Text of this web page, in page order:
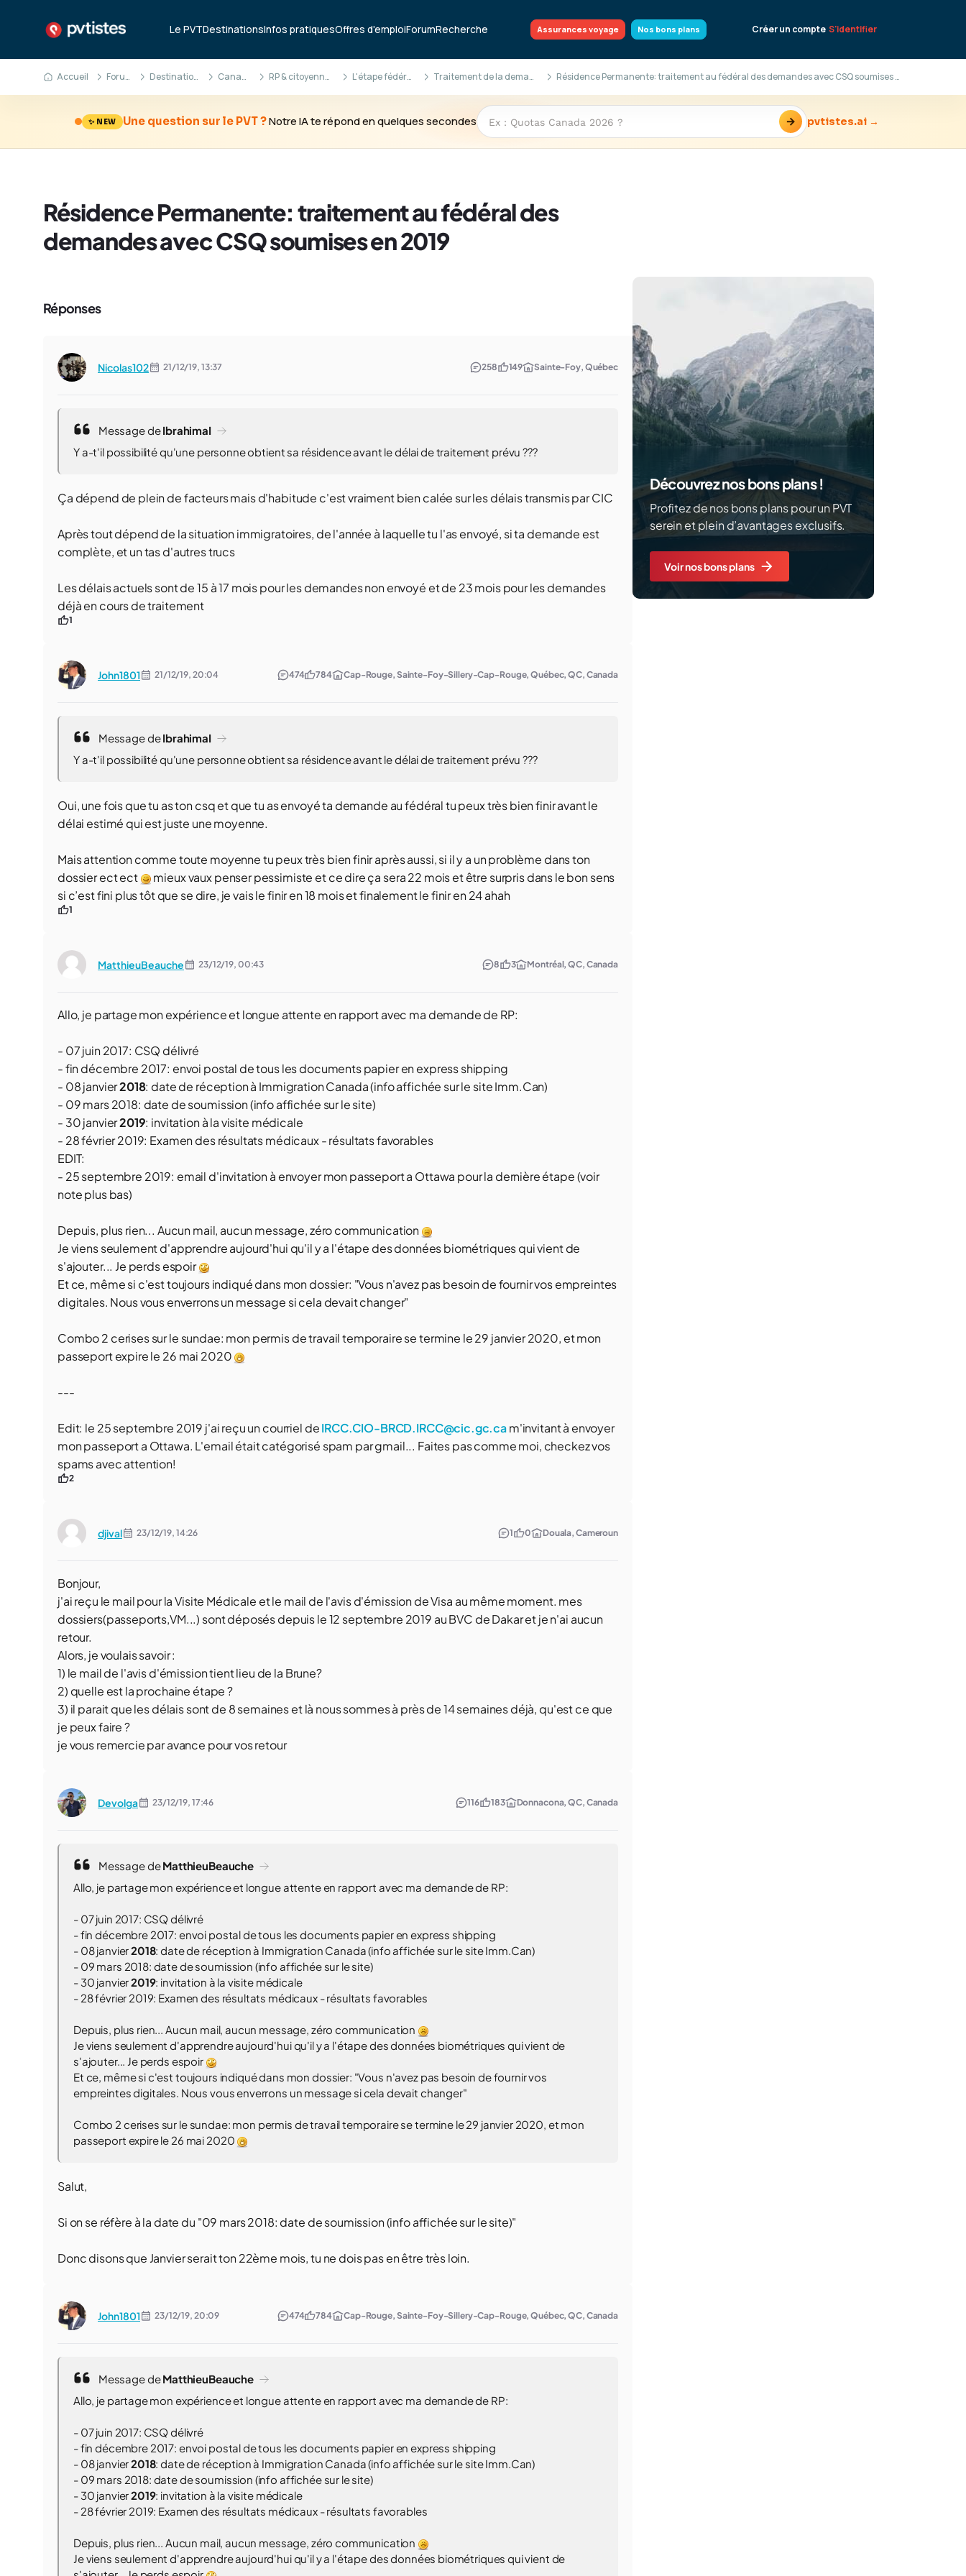
Le PVTDestinationsInfos pratiquesOffres d'emploiForumRecherche Assurances voyage Nos bons plans Créer un compte S'identifier
Accueil Forum Destinations Canada RP & citoyenneté L'étape fédérale Traitement de la demande Résidence Permanente: traitement au fédéral des demandes avec CSQ soumises en 2019
✨ NEW Une question sur le PVT ?Notre IA te répond en quelques secondes → pvtistes.ai →
Résidence Permanente: traitement au fédéral des
demandes avec CSQ soumises en 2019
Réponses
Nicolas102 21/12/19, 13:37 258 149 Sainte-Foy, Québec
Message deIbrahimaI
Y a-t'il possibilité qu'une personne obtient sa résidence avant le délai de traitement prévu ???
Ça dépend de plein de facteurs mais d'habitude c'est vraiment bien calée sur les délais transmis par CIC
Après tout dépend de la situation immigratoires, de l'année à laquelle tu l'as envoyé, si ta demande est
complète, et un tas d'autres trucs
Les délais actuels sont de 15 à 17 mois pour les demandes non envoyé et de 23 mois pour les demandes
déjà en cours de traitement
1
John1801 21/12/19, 20:04 474 784 Cap-Rouge, Sainte-Foy-Sillery-Cap-Rouge, Québec, QC, Canada
Message deIbrahimaI
Y a-t'il possibilité qu'une personne obtient sa résidence avant le délai de traitement prévu ???
Oui, une fois que tu as ton csq et que tu as envoyé ta demande au fédéral tu peux très bien finir avant le
délai estimé qui est juste une moyenne.
Mais attention comme toute moyenne tu peux très bien finir après aussi, si il y a un problème dans ton
dossier ect ect
mieux vaux penser pessimiste et ce dire ça sera 22 mois et être surpris dans le bon sens
si c’est fini plus tôt que se dire, je vais le finir en 18 mois et finalement le finir en 24 ahah
1
MatthieuBeauche 23/12/19, 00:43 8 3 Montréal, QC, Canada
Allo, je partage mon expérience et longue attente en rapport avec ma demande de RP:
- 07 juin 2017: CSQ délivré
- fin décembre 2017: envoi postal de tous les documents papier en express shipping
- 08 janvier2018: date de réception à Immigration Canada (info affichée sur le site Imm.Can)
- 09 mars 2018: date de soumission (info affichée sur le site)
- 30 janvier2019: invitation à la visite médicale
- 28 février 2019: Examen des résultats médicaux - résultats favorables
EDIT:
- 25 septembre 2019: email d'invitation à envoyer mon passeport a Ottawa pour la dernière étape (voir
note plus bas)
Depuis, plus rien... Aucun mail, aucun message, zéro communication
Je viens seulement d'apprendre aujourd'hui qu'il y a l'étape des données biométriques qui vient de
s'ajouter... Je perds espoir
Et ce, même si c'est toujours indiqué dans mon dossier: "Vous n'avez pas besoin de fournir vos empreintes
digitales. Nous vous enverrons un message si cela devait changer"
Combo 2 cerises sur le sundae: mon permis de travail temporaire se termine le 29 janvier 2020, et mon
passeport expire le 26 mai 2020
---
Edit: le 25 septembre 2019 j'ai reçu un courriel deIRCC.CIO-BRCD.IRCC@cic.gc.cam'invitant à envoyer
mon passeport a Ottawa. L'email était catégorisé spam par gmail... Faites pas comme moi, checkez vos
spams avec attention!
2
djival 23/12/19, 14:26 1 0 Douala, Cameroun
Bonjour,
j'ai reçu le mail pour la Visite Médicale et le mail de l'avis d'émission de Visa au même moment. mes
dossiers(passeports,VM...) sont déposés depuis le 12 septembre 2019 au BVC de Dakar et je n'ai aucun
retour.
Alors, je voulais savoir :
1) le mail de l'avis d'émission tient lieu de la Brune?
2) quelle est la prochaine étape ?
3) il parait que les délais sont de 8 semaines et là nous sommes à près de 14 semaines déjà, qu'est ce que
je peux faire ?
je vous remercie par avance pour vos retour
Devolga 23/12/19, 17:46 116 183 Donnacona, QC, Canada
Message deMatthieuBeauche
Allo, je partage mon expérience et longue attente en rapport avec ma demande de RP:
- 07 juin 2017: CSQ délivré
- fin décembre 2017: envoi postal de tous les documents papier en express shipping
- 08 janvier2018: date de réception à Immigration Canada (info affichée sur le site Imm.Can)
- 09 mars 2018: date de soumission (info affichée sur le site)
- 30 janvier2019: invitation à la visite médicale
- 28 février 2019: Examen des résultats médicaux - résultats favorables
Depuis, plus rien... Aucun mail, aucun message, zéro communication
Je viens seulement d'apprendre aujourd'hui qu'il y a l'étape des données biométriques qui vient de
s'ajouter... Je perds espoir
Et ce, même si c'est toujours indiqué dans mon dossier: "Vous n'avez pas besoin de fournir vos
empreintes digitales. Nous vous enverrons un message si cela devait changer"
Combo 2 cerises sur le sundae: mon permis de travail temporaire se termine le 29 janvier 2020, et mon
passeport expire le 26 mai 2020
Salut,
Si on se réfère à la date du "09 mars 2018: date de soumission (info affichée sur le site)"
Donc disons que Janvier serait ton 22ème mois, tu ne dois pas en être très loin.
John1801 23/12/19, 20:09 474 784 Cap-Rouge, Sainte-Foy-Sillery-Cap-Rouge, Québec, QC, Canada
Message deMatthieuBeauche
Allo, je partage mon expérience et longue attente en rapport avec ma demande de RP:
- 07 juin 2017: CSQ délivré
- fin décembre 2017: envoi postal de tous les documents papier en express shipping
- 08 janvier2018: date de réception à Immigration Canada (info affichée sur le site Imm.Can)
- 09 mars 2018: date de soumission (info affichée sur le site)
- 30 janvier2019: invitation à la visite médicale
- 28 février 2019: Examen des résultats médicaux - résultats favorables
Depuis, plus rien... Aucun mail, aucun message, zéro communication
Je viens seulement d'apprendre aujourd'hui qu'il y a l'étape des données biométriques qui vient de
Découvrez nos bons plans !
Profitez de nos bons plans pour un PVT
serein et plein d’avantages exclusifs.
Voir nos bons plans